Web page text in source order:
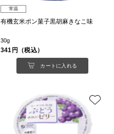
常温
有機玄米ポン菓子黒胡麻きなこ味
30g
341円（税込）
カートに入れる